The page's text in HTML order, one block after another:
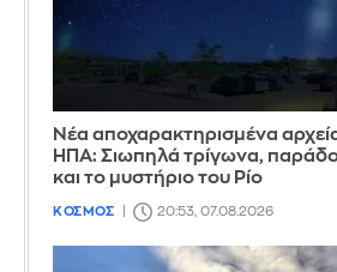
Νέα αποχαρακτηρισμένα
ΗΠΑ: Σιωπηλά τρίγωνα,
και το μυστήριο του Ρίο
ΚΟΣΜΟΣ 20:53, 07.08.2026